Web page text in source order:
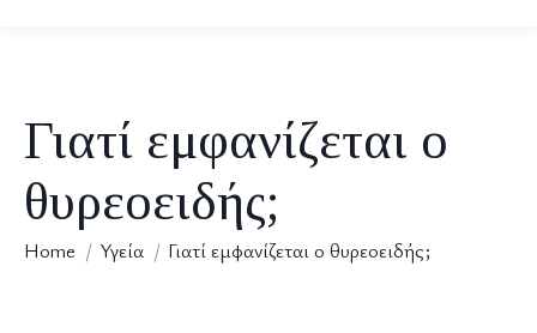
Γιατί εμφανίζεται ο
θυρεοειδής;
You are here:
Home Υγεία Γιατί εμφανίζεται ο θυρεοειδής;